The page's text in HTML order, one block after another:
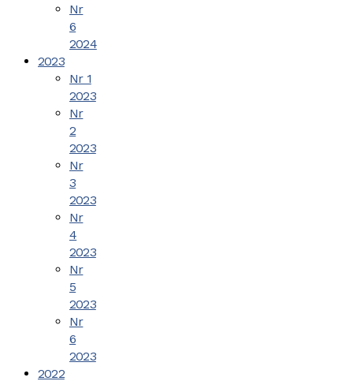
Nr
6
2024
2023
Nr 1
2023
Nr
2
2023
Nr
3
2023
Nr
4
2023
Nr
5
2023
Nr
6
2023
2022